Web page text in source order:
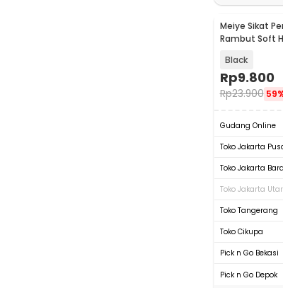
Meiye Sikat
Rambut Soft
Black
Rp9.800
Rp23.900
Gudang Online
Toko Jakarta
Toko Jakarta
Toko Jakarta
Toko Tangerang
Toko Cikupa
Pick n Go Bekasi
Pick n Go Depok